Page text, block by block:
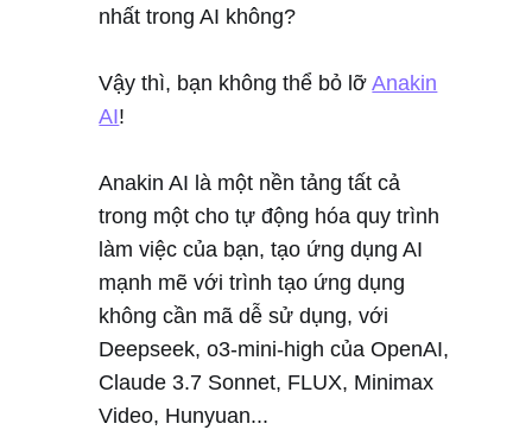
nhất trong AI không?
Vậy thì, bạn không thể bỏ lỡAnakin
AI!
Anakin AI là một nền tảng tất cả
trong một cho tự động hóa quy trình
làm việc của bạn, tạo ứng dụng AI
mạnh mẽ với trình tạo ứng dụng
không cần mã dễ sử dụng, với
Deepseek, o3-mini-high của OpenAI,
Claude 3.7 Sonnet, FLUX, Minimax
Video, Hunyuan...